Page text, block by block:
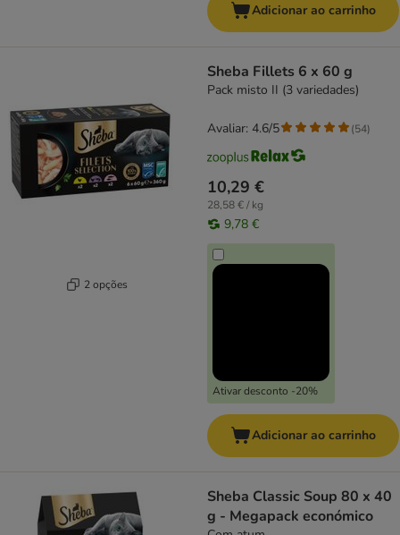
Adicionar ao carrinho
2 opções
Sheba Fillets 6 x 60 g
Pack misto II (3 variedades)
10,29 €
28,58 € / kg
9,78 €
Ativar desconto -20%
Avaliar: 4.6/5 (54)
Adicionar ao carrinho
Sheba Classic Soup 80 x 40
g - Megapack económico